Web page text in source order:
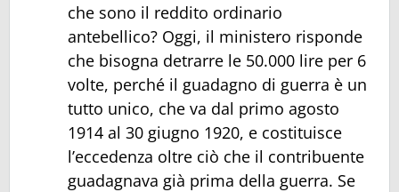
che sono il reddito ordinario
antebellico? Oggi, il ministero risponde
che bisogna detrarre le 50.000 lire per 6
volte, perché il guadagno di guerra è un
tutto unico, che va dal primo agosto
1914 al 30 giugno 1920, e costituisce
l’eccedenza oltre ciò che il contribuente
guadagnava già prima della guerra. Se